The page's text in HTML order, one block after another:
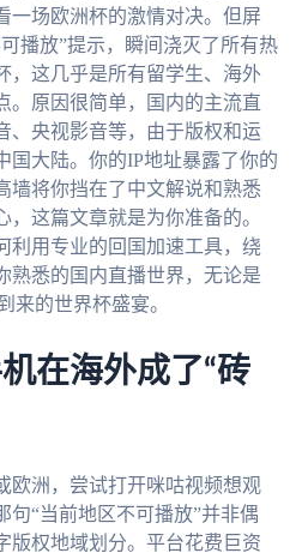
一场欧洲杯的激情对决。但屏
播放”提示，瞬间浇灭了所有热
，这几乎是所有留学生、海外
。原因很简单，国内的主流直
、央视影音等，由于版权和运
国大陆。你的IP地址暴露了你的
墙将你挡在了中文解说和熟悉
这篇文章就是为你准备的。
利用专业的回国加速工具，绕
熟悉的国内直播世界，无论是
来的世界杯盛宴。
在海外成了“砖
欧洲，尝试打开咪咕视频想观
句“当前地区不可播放”并非偶
版权地域划分。平台花费巨资